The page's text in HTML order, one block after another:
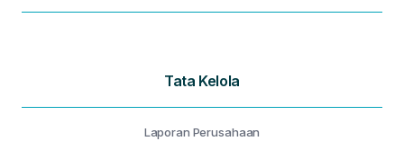
Tata Kelola
Laporan Perusahaan